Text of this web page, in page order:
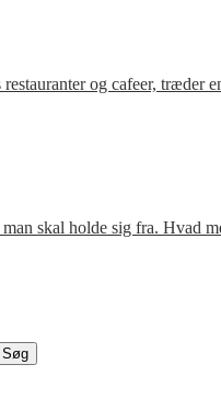
og cafeer, træder
skal holde sig fra. Hvad